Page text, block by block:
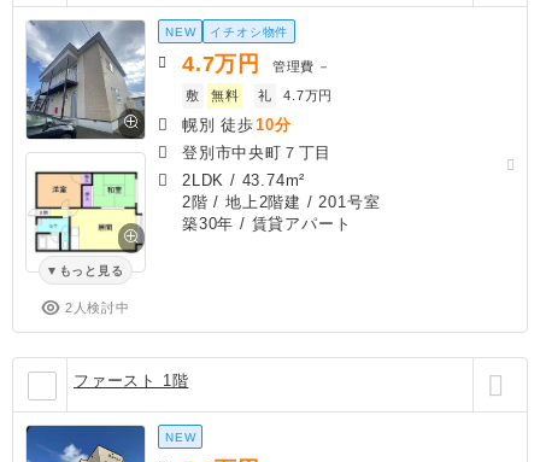
もっと見る
2人検討中
NEW イチオシ物件
4.7万円 管理費 －
敷
無料 礼 4.7万円
幌別 徒歩10分
登別市中央町７丁目
2LDK / 43.74m²
2階 / 地上2階建 / 201号室
築30年 / 賃貸アパート
ファースト 1階
NEW